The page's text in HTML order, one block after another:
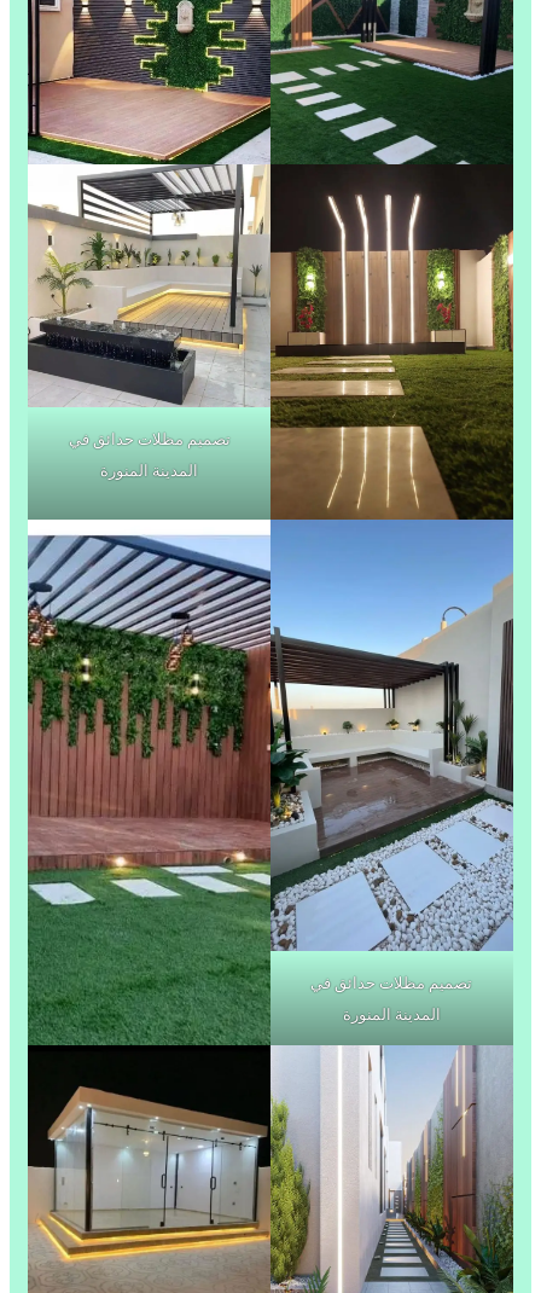
تصميم مظلات حدائق في
المدينة المنورة
تصميم مظلات حدائق في
المدينة المنورة